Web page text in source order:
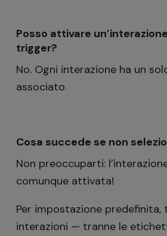
Posso attivare
trigger?
No. Ogni interazione ha un
associato.
Cosa succede se non
Non preoccuparti:
comunque attivata!
Per impostazione
interazioni — tranne le